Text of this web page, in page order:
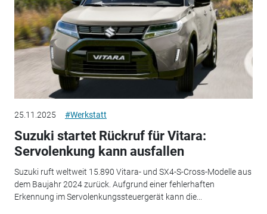
25.11.2025 #Werkstatt
Suzuki startet Rückruf für Vitara:
Servolenkung kann ausfallen
Suzuki ruft weltweit 15.890 Vitara- und SX4-S-Cross-Modelle aus
dem Baujahr 2024 zurück. Aufgrund einer fehlerhaften
Erkennung im Servolenkungssteuergerät kann die...